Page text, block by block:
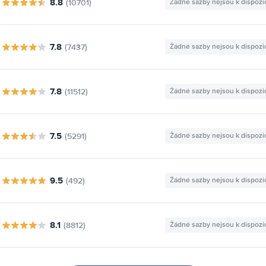
(10701) Žádné sazby nejsou k
7.8 (7437) Žádné sazby nejsou k
7.8 (11512) Žádné sazby nejsou k
7.5 (5291) Žádné sazby nejsou k
9.5 (492) Žádné sazby nejsou k
8.1 (8812) Žádné sazby nejsou k